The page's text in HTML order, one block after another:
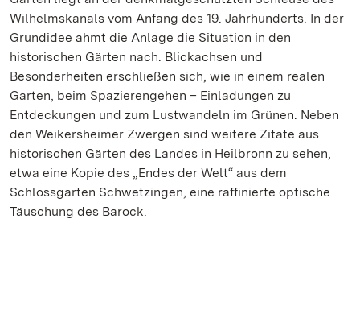
Wilhelmskanals vom Anfang des 19. Jahrhunderts. In der
Grundidee ahmt die Anlage die Situation in den
historischen Gärten nach. Blickachsen und
Besonderheiten erschließen sich, wie in einem realen
Garten, beim Spazierengehen – Einladungen zu
Entdeckungen und zum Lustwandeln im Grünen. Neben
den Weikersheimer Zwergen sind weitere Zitate aus
historischen Gärten des Landes in Heilbronn zu sehen,
etwa eine Kopie des „Endes der Welt“ aus dem
Schlossgarten Schwetzingen, eine raffinierte optische
Täuschung des Barock.